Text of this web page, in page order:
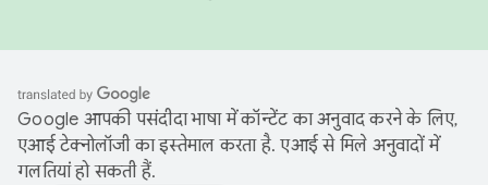
Google आपकी पसंदीदा भाषा में कॉन्टेंट का अनुवाद करने के लिए,
एआई टेक्नोलॉजी का इस्तेमाल करता है. एआई से मिले अनुवादों में
गलतियां हो सकती हैं.